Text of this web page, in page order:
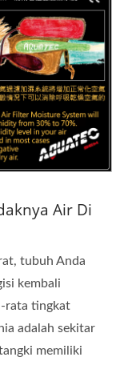
Air Di
tubuh Anda
kembali
rata tingkat
adalah sekitar
memiliki